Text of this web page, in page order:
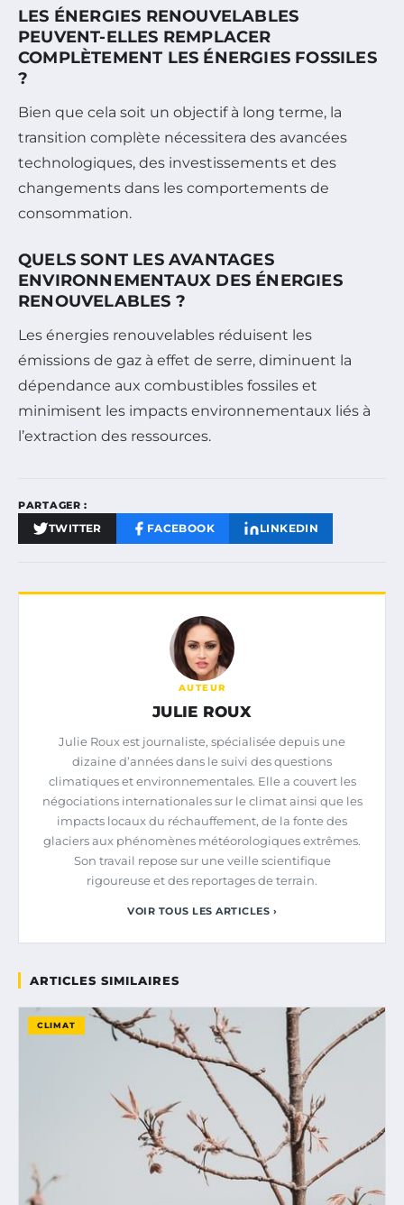
LES ÉNERGIES RENOUVELABLES
PEUVENT-ELLES REMPLACER
COMPLÈTEMENT LES ÉNERGIES FOSSILES
?
Bien que cela soit un objectif à long terme, la
transition complète nécessitera des avancées
technologiques, des investissements et des
changements dans les comportements de
consommation.
QUELS SONT LES AVANTAGES
ENVIRONNEMENTAUX DES ÉNERGIES
RENOUVELABLES ?
Les énergies renouvelables réduisent les
émissions de gaz à effet de serre, diminuent la
dépendance aux combustibles fossiles et
minimisent les impacts environnementaux liés à
l’extraction des ressources.
PARTAGER :
TWITTER FACEBOOK LINKEDIN
AUTEUR
JULIE ROUX
Julie Roux est journaliste, spécialisée depuis une
dizaine d’années dans le suivi des questions
climatiques et environnementales. Elle a couvert les
négociations internationales sur le climat ainsi que les
impacts locaux du réchauffement, de la fonte des
glaciers aux phénomènes météorologiques extrêmes.
Son travail repose sur une veille scientifique
rigoureuse et des reportages de terrain.
VOIR TOUS LES ARTICLES ›
ARTICLES SIMILAIRES
CLIMAT